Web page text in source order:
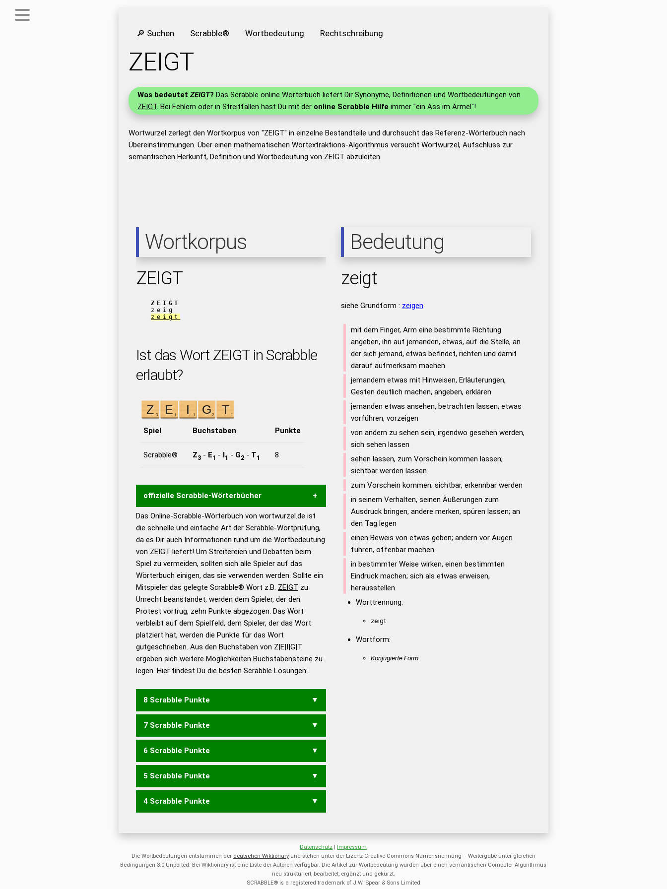
🔎 Suchen Scrabble® Wortbedeutung Rechtschreibung
ZEIGT
Was bedeutetZEIGT? Das Scrabble online Wörterbuch liefert Dir Synonyme, Definitionen und Wortbedeutungen von
ZEIGT. Bei Fehlern oder in Streitfällen hast Du mit der online Scrabble Hilfe immer "ein Ass im Ärmel"!
Wortwurzel zerlegt den Wortkorpus von "ZEIGT" in einzelne Bestandteile und durchsucht das Referenz-Wörterbuch nach
Übereinstimmungen. Über einen mathematischen Wortextraktions-Algorithmus versucht Wortwurzel, Aufschluss zur
semantischen Herkunft, Definition und Wortbedeutung von ZEIGT abzuleiten.
Wortkorpus
ZEIGT
ZEIGT
zeig
zeigt
Ist das Wort ZEIGT in Scrabble
erlaubt?
Spiel Buchstaben Punkte
Scrabble® Z3- E1 - I1 - G2- T1 8
offizielle Scrabble-Wörterbücher
Wortwurzel liefert mit Hilfe eines semantischen
Wortanalyse-Algorithmus gute Anhaltspunkte zu
Wortbedeutung, Worttrennung und Wortform, um die
Gültigkeit eines Wortes für das Scrabble-Spiel zu
bestimmen! zugelassene Turnier Scrabble-
Wörterbücher sind:
Duden – Standardwerk in 12
Bänden
Duden – Richtiges und gutes
Deutsch
Duden – Die deutsche Grammatik
Duden – Deutsches
Universalwörterbuch
Das Online-Scrabble-Wörterbuch von wortwurzel.de ist
die schnelle und einfache Art der Scrabble-Wortprüfung,
da es Dir auch Informationen rund um die Wortbedeutung
von ZEIGT liefert! Um Streitereien und Debatten beim
Spiel zu vermeiden, sollten sich alle Spieler auf das
Wörterbuch einigen, das sie verwenden werden. Sollte ein
Mitspieler das gelegte Scrabble® Wort z.B. ZEIGT zu
Unrecht beanstandet, werden dem Spieler, der den
Protest vortrug, zehn Punkte abgezogen. Das Wort
verbleibt auf dem Spielfeld, dem Spieler, der das Wort
platziert hat, werden die Punkte für das Wort
gutgeschrieben. Aus den Buchstaben von Z|E|I|G|T
ergeben sich weitere Möglichkeiten Buchstabensteine zu
legen. Hier findest Du die besten Scrabble Lösungen:
8 Scrabble Punkte
GEIZT
7 Scrabble Punkte
GEIZ
6 Scrabble Punkte
ZIG ZEIT
5 Scrabble Punkte
GEIT TEIG
4 Scrabble Punkte
Bedeutung
zeigt
siehe Grundform : zeigen
mit dem Finger, Arm eine bestimmte Richtung
angeben, ihn auf jemanden, etwas, auf die Stelle, an
der sich jemand, etwas befindet, richten und damit
darauf aufmerksam machen
jemandem etwas mit Hinweisen, Erläuterungen,
Gesten deutlich machen, angeben, erklären
jemanden etwas ansehen, betrachten lassen; etwas
vorführen, vorzeigen
von andern zu sehen sein, irgendwo gesehen werden,
sich sehen lassen
sehen lassen, zum Vorschein kommen lassen;
sichtbar werden lassen
zum Vorschein kommen; sichtbar, erkennbar werden
in seinem Verhalten, seinen Äußerungen zum
Ausdruck bringen, andere merken, spüren lassen; an
den Tag legen
einen Beweis von etwas geben; andern vor Augen
führen, offenbar machen
in bestimmter Weise wirken, einen bestimmten
Eindruck machen; sich als etwas erweisen,
herausstellen
Worttrennung:
zeigt
Wortform:
Konjugierte Form
Datenschutz | Impressum
Die Wortbedeutungen entstammen der deutschen Wiktionaryund stehen unter der Lizenz Creative Commons Namensnennung – Weitergabe unter gleichen
Bedingungen 3.0 Unported. Bei Wiktionary ist eine Liste der Autoren verfügbar. Die Artikel zur Wortbedeutung wurden über einen semantischen Computer-Algorithmus
neu strukturiert, bearbeitet, ergänzt und gekürzt.
SCRABBLE® is a registered trademark of J.W. Spear & Sons Limited